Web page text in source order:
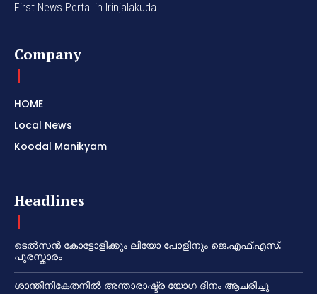
First News Portal in Irinjalakuda.
Company
HOME
Local News
Koodal Manikyam
Headlines
ടെൽസൻ കോട്ടോളിക്കും ലിയോ പോളിനും ജെ.എഫ്.എസ്.
പുരസ്കാരം
ശാന്തിനികേതനിൽ അന്താരാഷ്ട്ര യോഗ ദിനം ആചരിച്ചു